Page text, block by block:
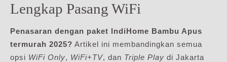
Lengkap Pasang WiFi
Penasaran dengan paket IndiHome Bambu Apus
termurah 2025? Artikel ini membandingkan semua
opsi WiFi Only, WiFi+TV, dan Triple Play di Jakarta